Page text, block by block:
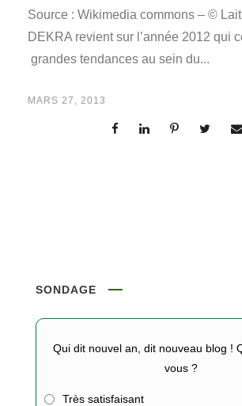
Source : Wikimedia commons – ©
DEKRA revient sur l’année 2012 qui
grandes tendances au sein du...
MARS 27, 2013
SONDAGE
Qui dit nouvel an, dit nouveau blog !
vous ?
Très satisfaisant